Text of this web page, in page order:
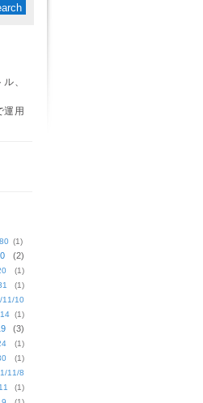
、
運用
(1)
(2)
(1)
(1)
11/10
(1)
(3)
(1)
(1)
11/8
(1)